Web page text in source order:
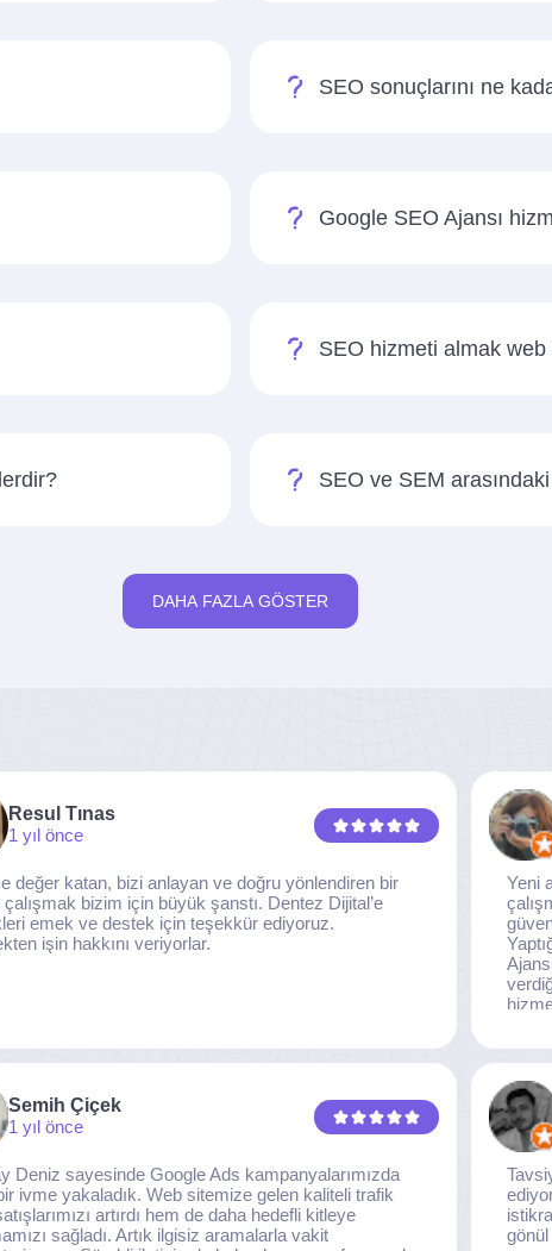
SEO sonuçlarını ne
Google SEO Ajansı
SEO hizmeti almak web
SEO ve SEM
DAHA FAZLA GÖSTER
Resul Tınas
1 yıl önce
değer katan, bizi anlayan ve doğru yönlendiren bir
bizim için büyük şanstı. Dentez Dijital’e
emek ve destek için teşekkür ediyoruz.
işin hakkını veriyorlar.
Yeni
İzmir
ederiz.
Semih Çiçek
1 yıl önce
Deniz sayesinde Google Ads kampanyalarımızda
ivme yakaladık. Web sitemize gelen kaliteli trafik
artırdı hem de daha hedefli kitleye
sağladı. Artık ilgisiz aramalarla vakit
gönül